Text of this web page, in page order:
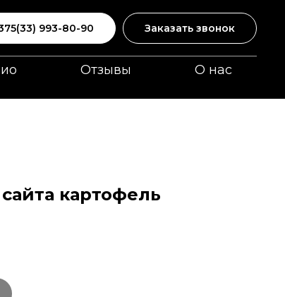
993-80-90 Заказать звонок
Отзывы
О нас
картофель